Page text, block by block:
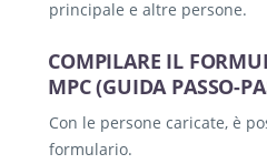
principale e altre persone.
COMPILARE IL
MPC (GUIDA PASSO-
Con le persone caricate, è
formulario.